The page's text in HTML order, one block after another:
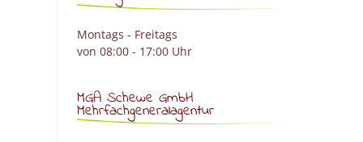
Montags - Freitags
von 08:00 - 17:00 Uhr
MGA Schewe GmbH
Mehrfachgeneralagentur